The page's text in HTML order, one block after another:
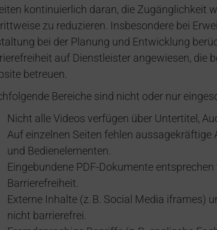
kontinuierlich daran, die Zugänglichkeit
zu reduzieren. Insbesondere bei
bei der Planung und Entwicklung
auf Dienstleister angewiesen, die
betreuen.
Bereiche sind nicht oder nur
Nicht alle Videos verfügen über Untertitel,
Auf einzelnen Seiten fehlen
und Bedienelementen.
Eingebundene PDF-Dokumente
Barrierefreiheit.
Externe Inhalte (z. B. Social Media iframes)
nicht barrierefrei.